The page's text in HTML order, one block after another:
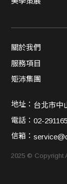
關於我們
服務項目
矩沛集團
地址： 台北市中
電話：02-
信箱：
2025 © Copyright